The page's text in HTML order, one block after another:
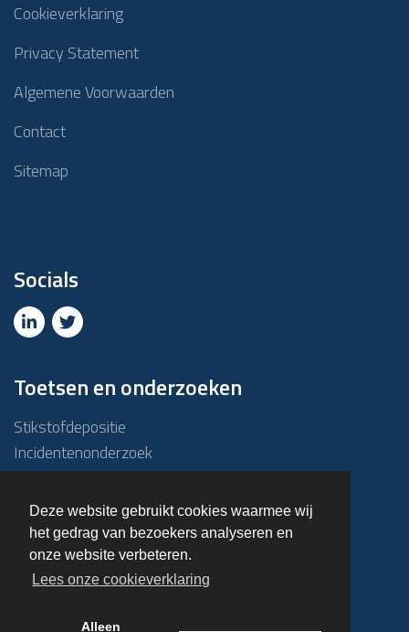
Deze website gebruikt cookies waarmee wij
het gedrag van bezoekers analyseren en
onze website verbeteren.
Lees onze cookieverklaring
Alleen
Cookieverklaring
Privacy Statement
Algemene Voorwaarden
Contact
Sitemap
Socials
Toetsen en onderzoeken
Stikstofdepositie
Incidentenonderzoek
Due diligence
ABM-toets
Emissie – Immissietoets
Haalbaarheidsonderzoek
Overige onderzoeken